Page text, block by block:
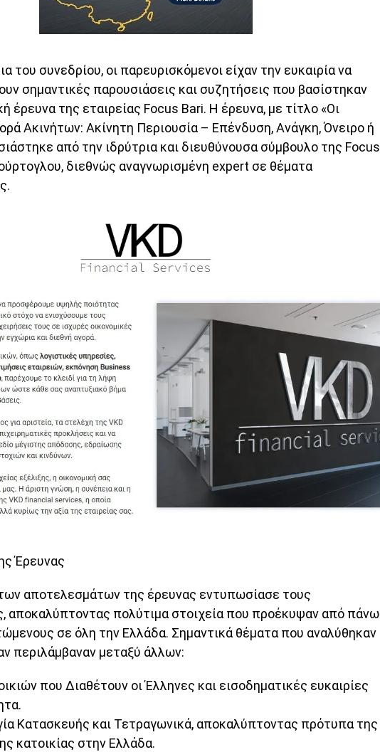
του συνεδρίου, οι παρευρισκόμενοι είχαν την ευκαιρία να
σημαντικές παρουσιάσεις και συζητήσεις που βασίστηκαν
έρευνα της εταιρείας Focus Bari. Η έρευνα, με τίτλο «Οι
Ακινήτων: Ακίνητη Περιουσία – Επένδυση, Ανάγκη, Όνειρο ή
από την ιδρύτρια και διευθύνουσα σύμβουλο της Focus
διεθνώς αναγνωρισμένη expert σε θέματα
Έρευνας
αποτελεσμάτων της έρευνας εντυπωσίασε τους
αποκαλύπτοντας πολύτιμα στοιχεία που προέκυψαν από πάνω
σε όλη την Ελλάδα. Σημαντικά θέματα που αναλύθηκαν
περιλάμβαναν μεταξύ άλλων:
που Διαθέτουν οι Έλληνες και εισοδηματικές ευκαιρίες
Κατασκευής και Τετραγωνικά, αποκαλύπτοντας πρότυπα της
κατοικίας στην Ελλάδα.